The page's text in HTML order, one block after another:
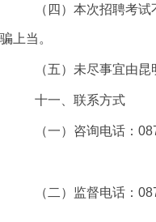
（四）本次招聘考
骗上当。
（五）未尽事宜由昆
十一、联系方式
（一）咨询电话：
（二）监督电话：